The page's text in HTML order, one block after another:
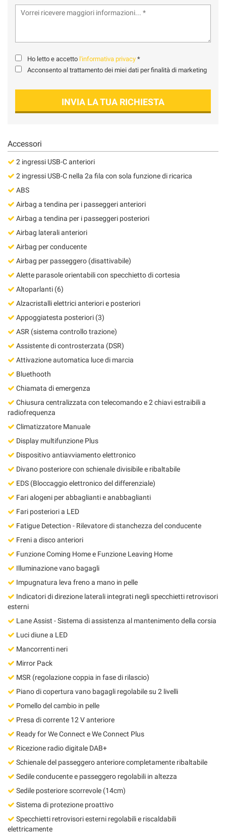
Ho letto e accetto l'informativa privacy *
Acconsento al trattamento dei miei dati per finalità di marketing
INVIA LA TUA RICHIESTA
Accessori
2 ingressi USB-C anteriori
2 ingressi USB-C nella 2a fila con sola funzione di ricarica
ABS
Airbag a tendina per i passeggeri anteriori
Airbag a tendina per i passeggeri posteriori
Airbag laterali anteriori
Airbag per conducente
Airbag per passeggero (disattivabile)
Alette parasole orientabili con specchietto di cortesia
Altoparlanti (6)
Alzacristalli elettrici anteriori e posteriori
Appoggiatesta posteriori (3)
ASR (sistema controllo trazione)
Assistente di controsterzata (DSR)
Attivazione automatica luce di marcia
Bluethooth
Chiamata di emergenza
Chiusura centralizzata con telecomando e 2 chiavi estraibili a
radiofrequenza
Climatizzatore Manuale
Display multifunzione Plus
Dispositivo antiavviamento elettronico
Divano posteriore con schienale divisibile e ribaltabile
EDS (Bloccaggio elettronico del differenziale)
Fari alogeni per abbaglianti e anabbaglianti
Fari posteriori a LED
Fatigue Detection - Rilevatore di stanchezza del conducente
Freni a disco anteriori
Funzione Coming Home e Funzione Leaving Home
Illuminazione vano bagagli
Impugnatura leva freno a mano in pelle
Indicatori di direzione laterali integrati negli specchietti retrovisori
esterni
Lane Assist - Sistema di assistenza al mantenimento della corsia
Luci diune a LED
Mancorrenti neri
Mirror Pack
MSR (regolazione coppia in fase di rilascio)
Piano di copertura vano bagagli regolabile su 2 livelli
Pomello del cambio in pelle
Presa di corrente 12 V anteriore
Ready for We Connect e We Connect Plus
Ricezione radio digitale DAB+
Schienale del passeggero anteriore completamente ribaltabile
Sedile conducente e passeggero regolabili in altezza
Sedile posteriore scorrevole (14cm)
Sistema di protezione proattivo
Specchietti retrovisori esterni regolabili e riscaldabili
elettricamente
Cookie di marketing
Salva
impostazioni